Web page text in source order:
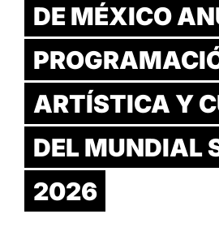
DE MÉXICO
ARTÍSTICA Y
DEL MUNDIAL
2026